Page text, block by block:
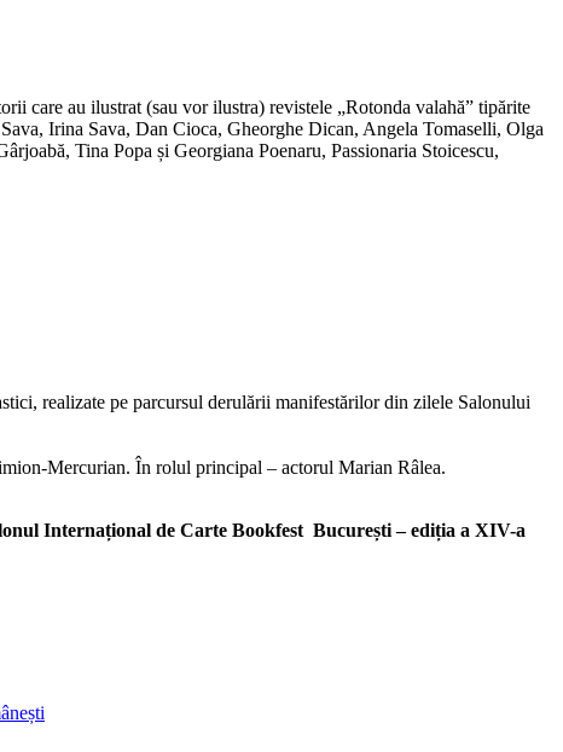
care au ilustrat (sau vor ilustra) revistele „Rotonda valahă” tipărite
Irina Sava, Dan Cioca, Gheorghe Dican, Angela Tomaselli, Olga
Tina Popa și Georgiana Poenaru, Passionaria Stoicescu,
realizate pe parcursul derulării manifestărilor din zilele Salonului
Mercurian. În rolul principal – actorul Marian Râlea.
Internațional de Carte Bookfest București – ediția a XIV-a